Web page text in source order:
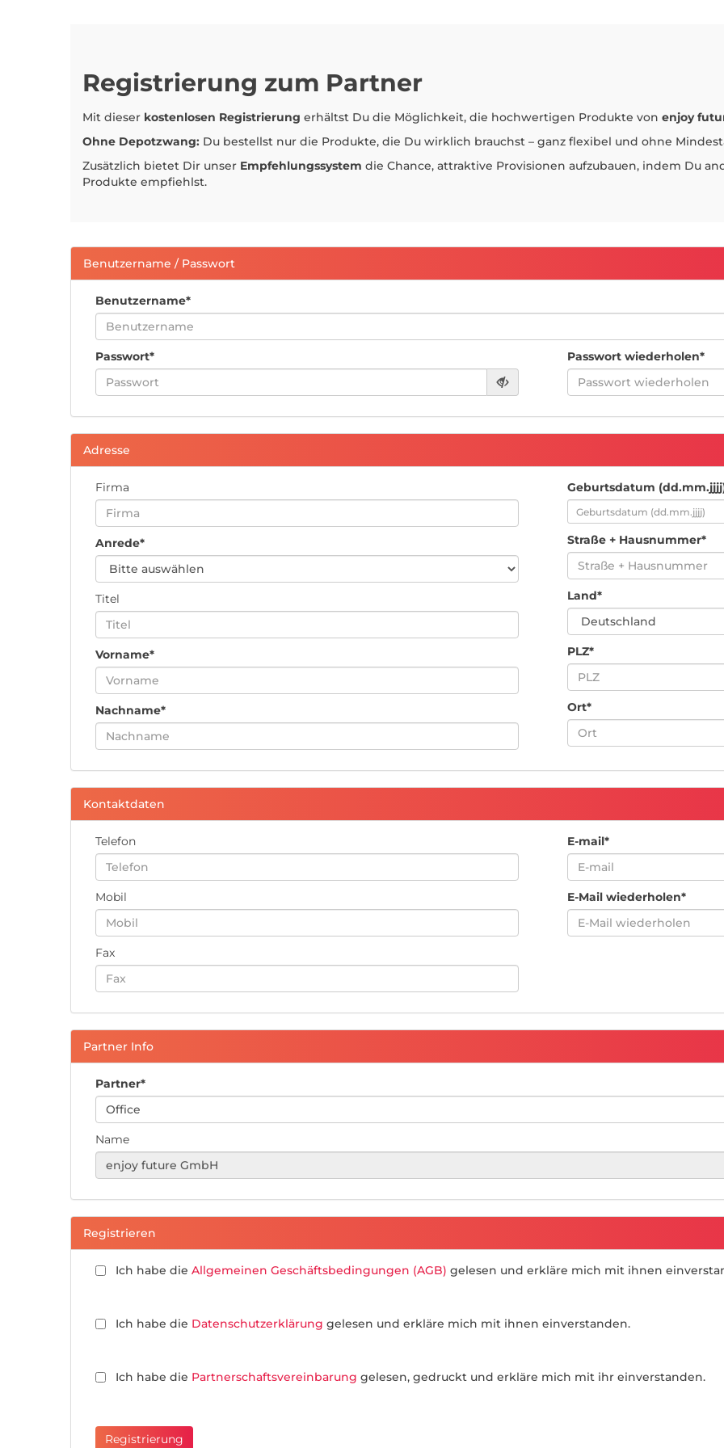
Registrierung zum Partner
Mit dieser kostenlosen Registrierung erhältst Du die Möglichkeit, die hochwertigen Produkte von enjoy
Ohne Depotzwang: Du bestellst nur die Produkte, die Du wirklich brauchst – ganz flexibel und ohne
Zusätzlich bietet Dir unser Empfehlungssystem die Chance, attraktive Provisionen aufzubauen, indem Du
Produkte empfiehlst.
Benutzername / Passwort
Benutzername*
Passwort* Passwort wiederholen*
Adresse
Firma
Anrede*
Titel
Vorname*
Nachname*
Geburtsdatum
Straße + Hausnummer*
Land*
PLZ*
Ort*
Kontaktdaten
Telefon
Mobil
Fax
E-mail*
E-Mail wiederholen*
Partner Info
Partner*
Name
Registrieren
Ich habe die Allgemeinen Geschäftsbedingungen (AGB) gelesen und erkläre mich mit ihnen
Ich habe die Datenschutzerklärung gelesen und erkläre mich mit ihnen einverstanden.
Ich habe die Partnerschaftsvereinbarung gelesen, gedruckt und erkläre mich mit ihr einverstanden.
Registrierung